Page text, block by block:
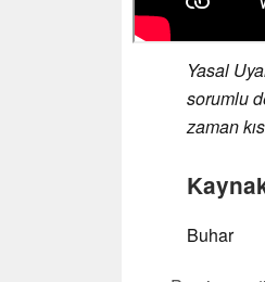
Yasal
sorumlu
zaman
Buhar